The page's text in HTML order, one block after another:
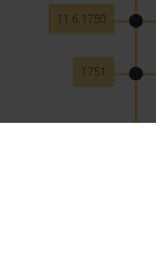
11.6.1750
1751